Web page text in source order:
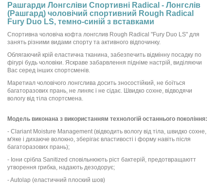
Рашгарди Лонгсліви Спортивні Radical - Лонгслів
(Рашгард) чоловічий спортивний Rough Radical
Fury Duo LS, темно-синій з вставками
Спортивна чоловіча кофта лонгслив Rough Radical "Fury Duo LS" для
занять різними видами спорту та активного відпочинку.
Облягаючий крій еластична тканина, забезпечить відмінну посадку по
фігурі будь чоловіки. Яскраве забарвлення підніме настрій, виділяючи
Вас серед інших спортсменів.
Маретиал чоловічого лонгслива досить зносостійкий, не боїться
багаторазових прань, не линяє і не сідає. Швидко сохне, відводячи
вологу від тіла спортсмена.
Модель виконана з використанням технологій останнього покоління:
- Clariant Moisture Management (відводить вологу від тіла, швидко сохне,
м'яке і дихаюче волокно, зберігає властивості і форму навіть після
багаторазових прань);
- Іони срібла Sanitized сповільнюють ріст бактерій, предотвращаютт
утворення грибка, надають дезодорує;
- Autolap (еластичний плоский шов)